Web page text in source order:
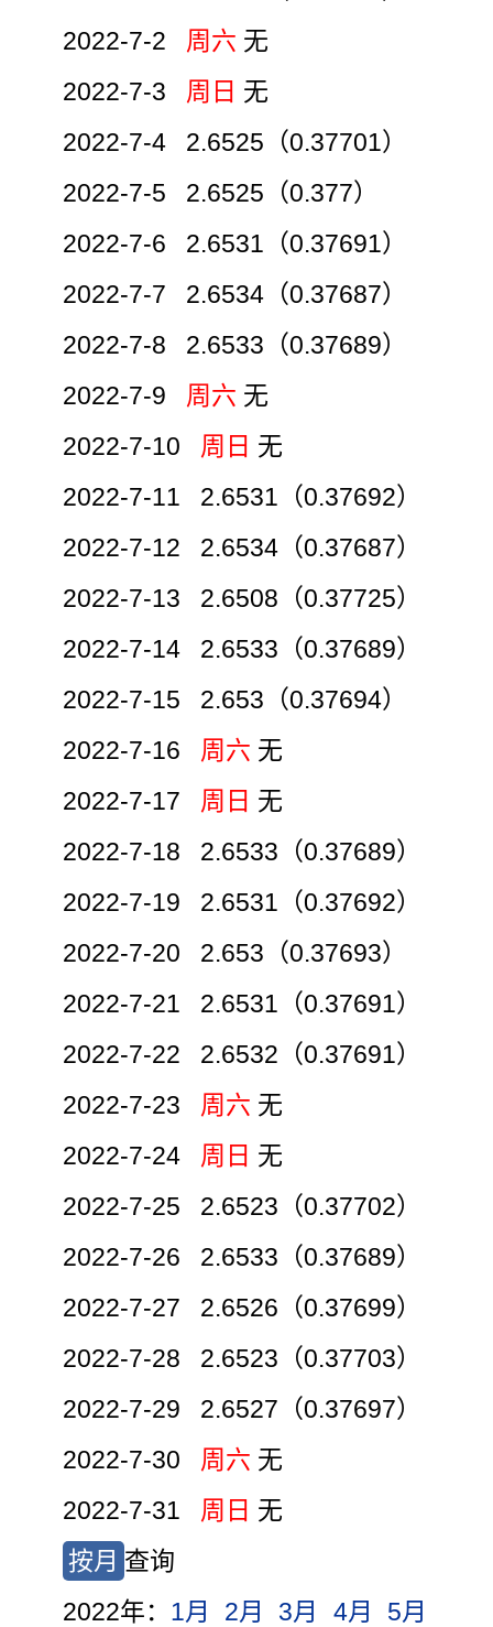
2022-7-2 周六 无
2022-7-3 周日 无
2022-7-4 2.6525（0.37701）
2022-7-5 2.6525（0.377）
2022-7-6 2.6531（0.37691）
2022-7-7 2.6534（0.37687）
2022-7-8 2.6533（0.37689）
2022-7-9 周六 无
2022-7-10 周日 无
2022-7-11 2.6531（0.37692）
2022-7-12 2.6534（0.37687）
2022-7-13 2.6508（0.37725）
2022-7-14 2.6533（0.37689）
2022-7-15 2.653（0.37694）
2022-7-16 周六 无
2022-7-17 周日 无
2022-7-18 2.6533（0.37689）
2022-7-19 2.6531（0.37692）
2022-7-20 2.653（0.37693）
2022-7-21 2.6531（0.37691）
2022-7-22 2.6532（0.37691）
2022-7-23 周六 无
2022-7-24 周日 无
2022-7-25 2.6523（0.37702）
2022-7-26 2.6533（0.37689）
2022-7-27 2.6526（0.37699）
2022-7-28 2.6523（0.37703）
2022-7-29 2.6527（0.37697）
2022-7-30 周六 无
2022-7-31 周日 无
按月 查询
2022年： 1月 2月 3月 4月
5月